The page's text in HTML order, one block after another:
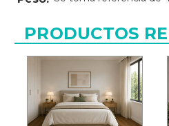
PRODUCTOS